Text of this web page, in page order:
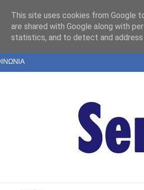
ΕΚΔΟΣΗ
This site uses cookies from Google
are shared with Google along with
statistics, and to detect and address